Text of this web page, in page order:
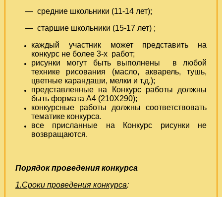
— средние школьники (11-14 лет);
— старшие школьники (15-17 лет) ;
каждый участник может представить на
конкурс не более 3-х работ;
рисунки могут быть выполнены в любой
технике рисования (масло, акварель, тушь,
цветные карандаши, мелки и т.д.);
представленные на Конкурс работы должны
быть формата А4 (210Х290);
конкурсные работы должны соответствовать
тематике конкурса.
все присланные на Конкурс рисунки не
возвращаются.
Порядок проведения конкурса
1.Сроки проведения конкурса: